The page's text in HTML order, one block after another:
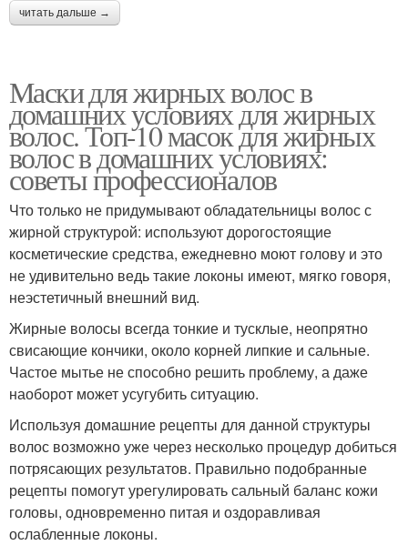
читать дальше →
Маски для жирных волос в
домашних условиях для жирных
волос. Топ-10 масок для жирных
волос в домашних условиях:
советы профессионалов
Что только не придумывают обладательницы волос с
жирной структурой: используют дорогостоящие
косметические средства, ежедневно моют голову и это
не удивительно ведь такие локоны имеют, мягко говоря,
неэстетичный внешний вид.
Жирные волосы всегда тонкие и тусклые, неопрятно
свисающие кончики, около корней липкие и сальные.
Частое мытье не способно решить проблему, а даже
наоборот может усугубить ситуацию.
Используя домашние рецепты для данной структуры
волос возможно уже через несколько процедур добиться
потрясающих результатов. Правильно подобранные
рецепты помогут урегулировать сальный баланс кожи
головы, одновременно питая и оздоравливая
ослабленные локоны.